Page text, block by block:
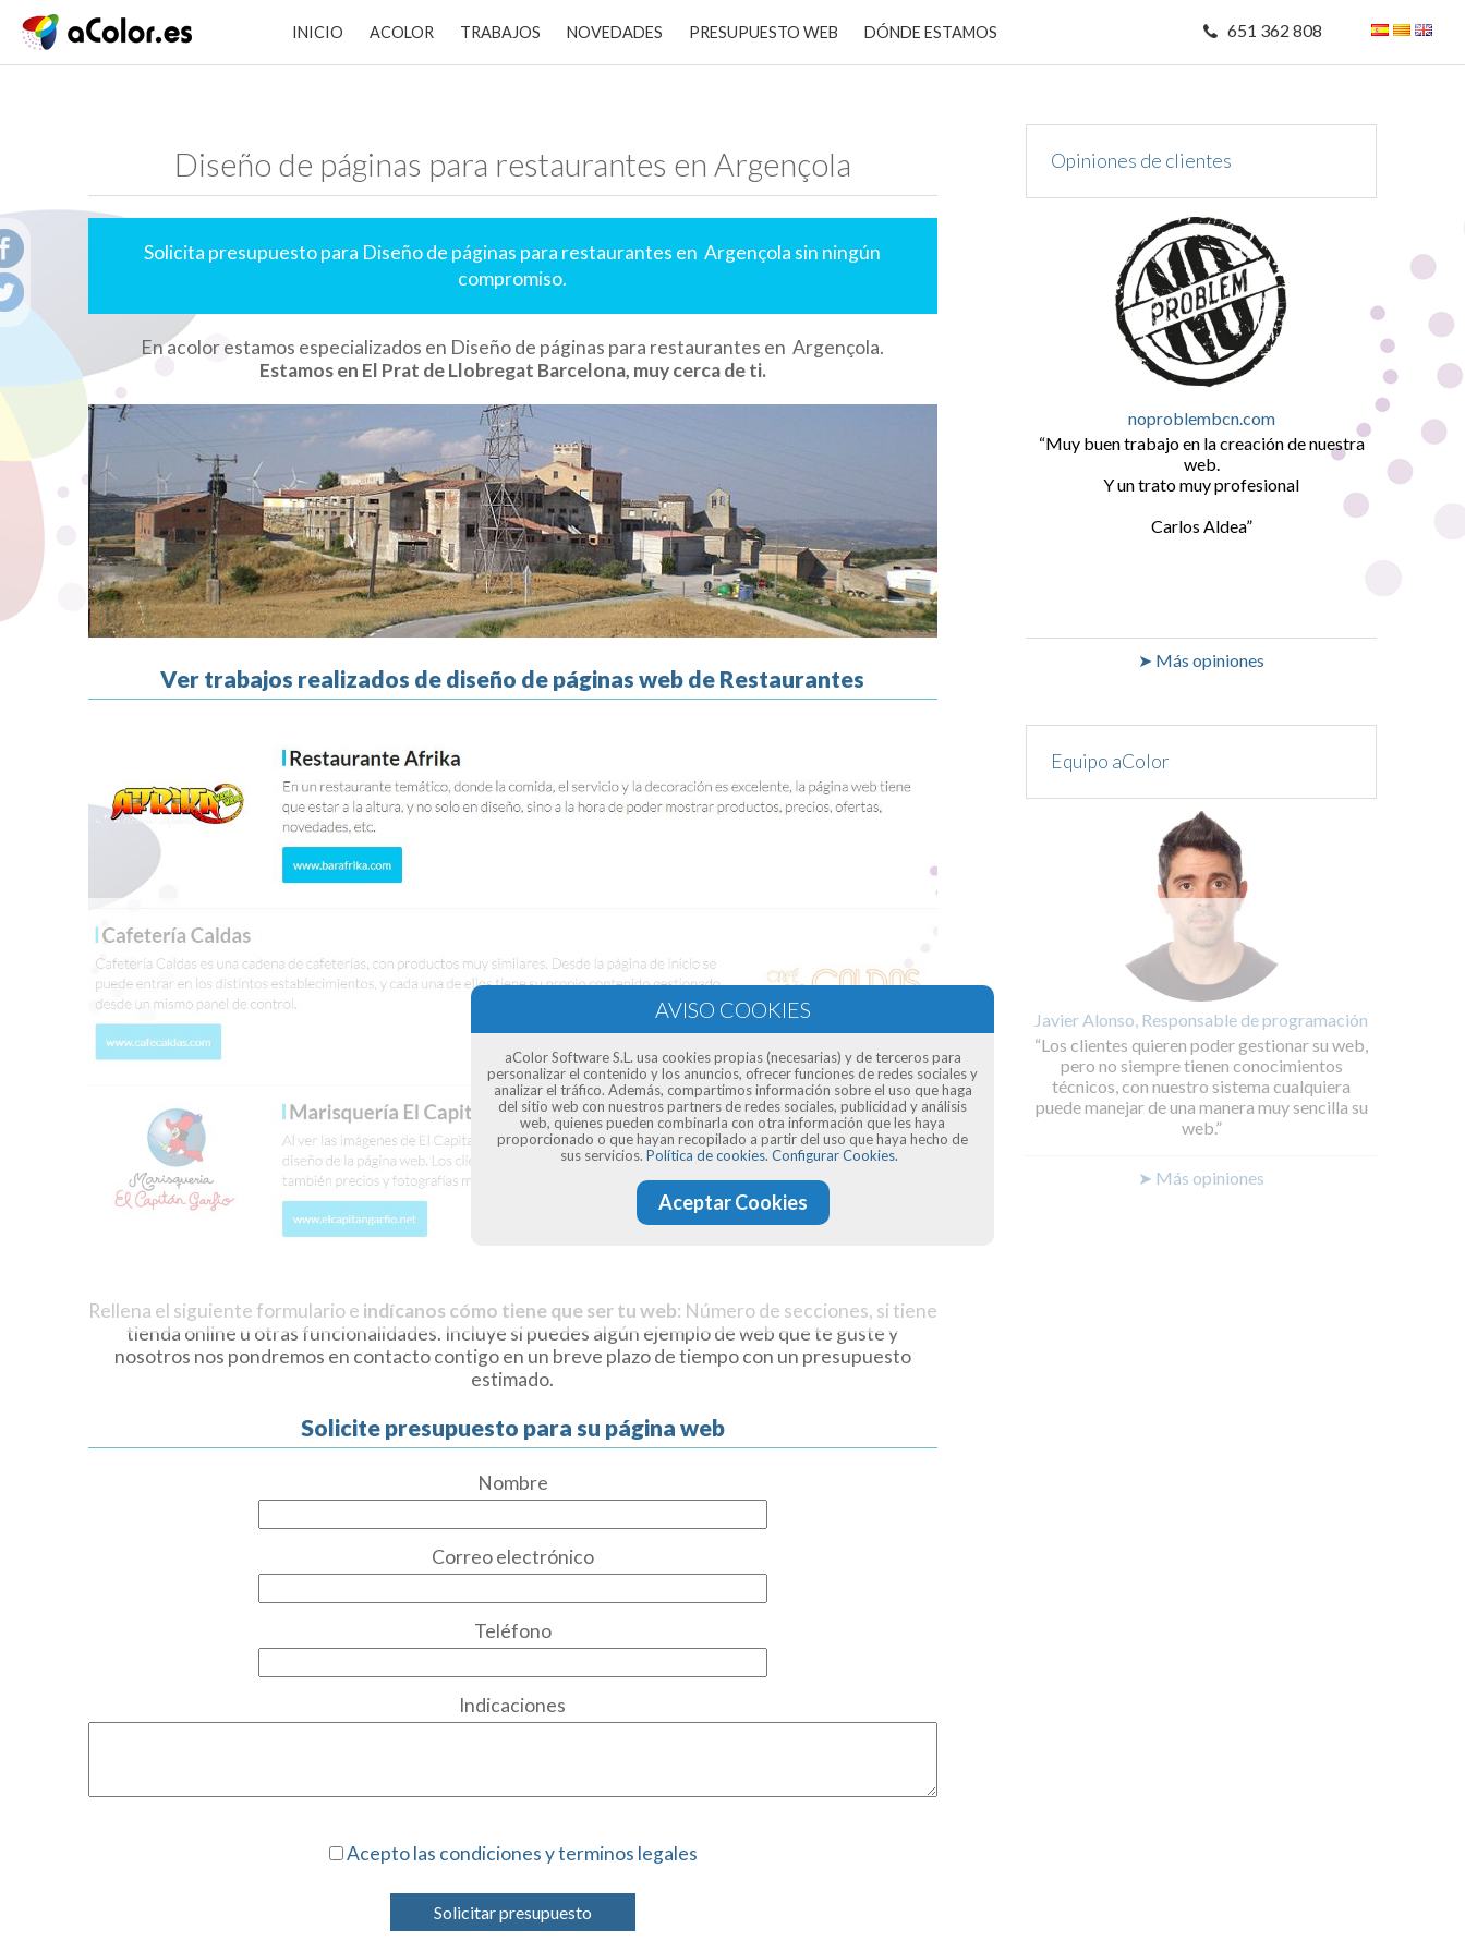
INICIO ACOLOR TRABAJOS NOVEDADES PRESUPUESTO WEB DÓNDE ESTAMOS 651 362 808
Diseño de páginas para restaurantes en Argençola
Solicita presupuesto para Diseño de páginas para restaurantes en Argençola sin ningún
compromiso.
En acolor estamos especializados en Diseño de páginas para restaurantes en Argençola.
Estamos en El Prat de Llobregat Barcelona, muy cerca de ti.
Ver trabajos realizados de diseño de páginas web de Restaurantes
Rellena el siguiente formulario e indícanos cómo tiene que ser tu web: Número de secciones, si tiene
tienda online u otras funcionalidades. Incluye si puedes algún ejemplo de web que te guste y
nosotros nos pondremos en contacto contigo en un breve plazo de tiempo con un presupuesto
estimado.
Solicite presupuesto para su página web
Nombre
Correo electrónico
Teléfono
Indicaciones
Acepto las condiciones y terminos legales
Solicitar presupuesto
Opiniones de clientes
noproblembcn.com
Muy buen trabajo en la creación de nuestra
web.
Y un trato muy profesional
Carlos Aldea
➤ Más opiniones
Equipo aColor
Javier Alonso, Responsable de programación
Los clientes quieren poder gestionar su web,
pero no siempre tienen conocimientos
técnicos, con nuestro sistema cualquiera
puede manejar de una manera muy sencilla su
web.
➤ Más opiniones
aColor Software S.L. usa cookies propias (necesarias) y de terceros para
personalizar el contenido y los anuncios, ofrecer funciones de redes sociales y
analizar el tráfico. Además, compartimos información sobre el uso que haga
del sitio web con nuestros partners de redes sociales, publicidad y análisis
web, quienes pueden combinarla con otra información que les haya
proporcionado o que hayan recopilado a partir del uso que haya hecho de
sus servicios. Política de cookies. Configurar Cookies.
Aceptar Cookies